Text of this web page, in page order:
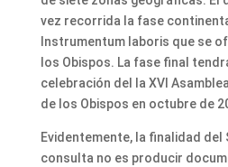
vez recorrida la fase
Instrumentum laboris que se
los Obispos. La fase final
celebración del la XVI
de los Obispos en octubre de
Evidentemente, la finalidad del
consulta no es producir